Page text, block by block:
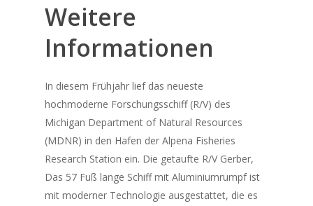
Weitere
Informationen
In diesem Frühjahr lief das neueste
hochmoderne Forschungsschiff (R/V) des
Michigan Department of Natural Resources
(MDNR) in den Hafen der Alpena Fisheries
Research Station ein. Die getaufte R/VGerber,
Das 57 Fuß lange Schiff mit Aluminiumrumpf ist
mit moderner Technologie ausgestattet, die es